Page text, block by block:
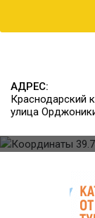
Номерной фонд
Гости
Питание
На территории
ресторан
ресторан
бар
К услугам
турецкой
АДРЕС:
Краснодарский
улица